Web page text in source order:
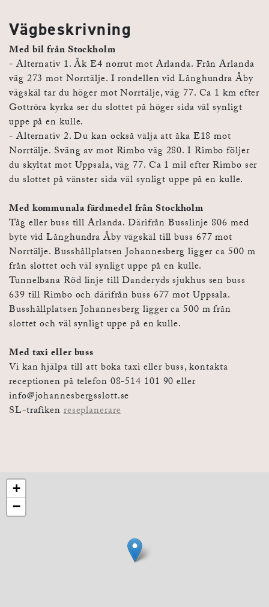
Vägbeskrivning
Med bil från Stockholm
- Alternativ 1. Åk E4 norrut mot Arlanda. Från Arlanda
väg 273 mot Norrtälje. I rondellen vid Långhundra Åby
vägskäl tar du höger mot Norrtälje, väg 77. Ca 1 km efter
Gottröra kyrka ser du slottet på höger sida väl synligt
uppe på en kulle.
- Alternativ 2. Du kan också välja att åka E18 mot
Norrtälje. Sväng av mot Rimbo väg 280. I Rimbo följer
du skyltat mot Uppsala, väg 77. Ca 1 mil efter Rimbo ser
du slottet på vänster sida väl synligt uppe på en kulle.
Med kommunala färdmedel från Stockholm
Tåg eller buss till Arlanda. Därifrån Busslinje 806 med
byte vid Långhundra Åby vägskäl till buss 677 mot
Norrtälje. Busshållplatsen Johannesberg ligger ca 500 m
från slottet och väl synligt uppe på en kulle.
Tunnelbana Röd linje till Danderyds sjukhus sen buss
639 till Rimbo och därifrån buss 677 mot Uppsala.
Busshållplatsen Johannesberg ligger ca 500 m från
slottet och väl synligt uppe på en kulle.
Med taxi eller buss
Vi kan hjälpa till att boka taxi eller buss, kontakta
receptionen på telefon 08-514 101 90 eller ​
info@johannesbergsslott.se
SL-trafiken reseplanerare
+
−